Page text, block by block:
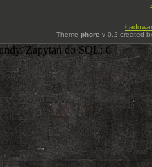
Theme phore v 0.2 created
Zapytań do SQL: 6